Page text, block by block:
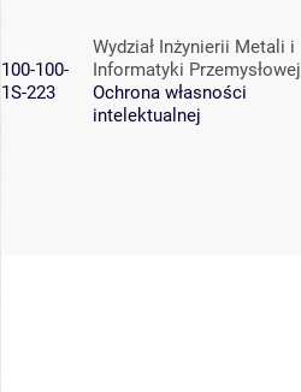
100-100-
1S-223
Wydział Inżynierii Metali i
Informatyki Przemysłowej
Ochrona własności
intelektualnej